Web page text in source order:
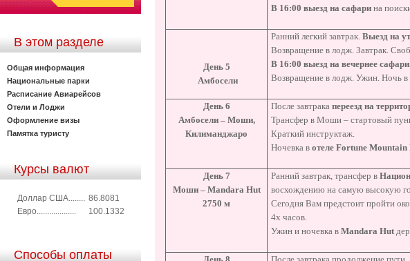
В этом разделе
Общая информация
Национальные парки
Расписание Авиарейсов
Отели и Лоджи
Оформление визы
Памятка туристу
Курсы валют
Доллар США........ 86.8081
Евро...................
100.1332
Способы оплаты
В 16:00 выезд на сафари на
День 5
Амбосели
Ранний легкий завтрак. Выезд на
Возвращение в лодж. Завтрак.
В 16:00 выезд на вечернее
Возвращение в лодж. Ужин. Ночь в
День 6
Амбосели – Моши,
Килиманджаро
После завтрака переезд на
Трансфер в Моши – стартовый
Краткий инструктаж.
Ночевка в отеле Fortune Mountain
День 7
Моши – Mandara Hut
2750 м
Ранний завтрак, трансфер в
восхождению на самую высокую
Сегодня Вам предстоит пройти
4х часов.
Ужин и ночевка в Mandara Hut